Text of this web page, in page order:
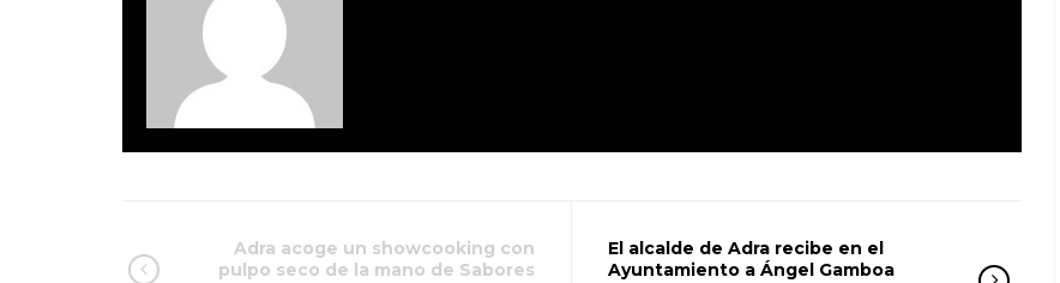
Adra acoge un showcooking con
pulpo seco de la mano de Sabores
El alcalde de Adra recibe en el
Ayuntamiento a Ángel Gamboa